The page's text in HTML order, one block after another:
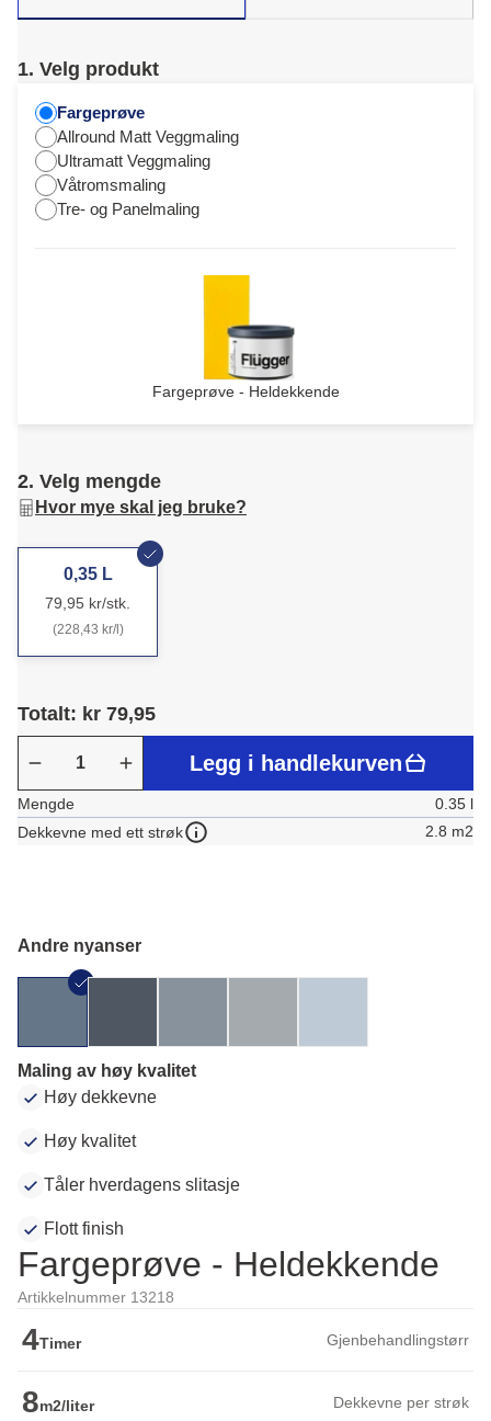
1. Velg produkt
Fargeprøve
Allround Matt Veggmaling
Ultramatt Veggmaling
Våtromsmaling
Tre- og Panelmaling
Fargeprøve - Heldekkende
2. Velg mengde
Hvor mye skal jeg bruke?
0,35 L
79,95 kr/stk.
(228,43 kr/l)
Totalt: kr 79,95
Legg i handlekurven
Mengde
0.35 l
Dekkevne med ett strøk
2.8 m2
Andre nyanser
Maling av høy kvalitet
Høy dekkevne
Høy kvalitet
Tåler hverdagens slitasje
Flott finish
Fargeprøve - Heldekkende
Artikkelnummer 13218
4Timer Gjenbehandlingstørr
8m2/liter Dekkevne per strøk